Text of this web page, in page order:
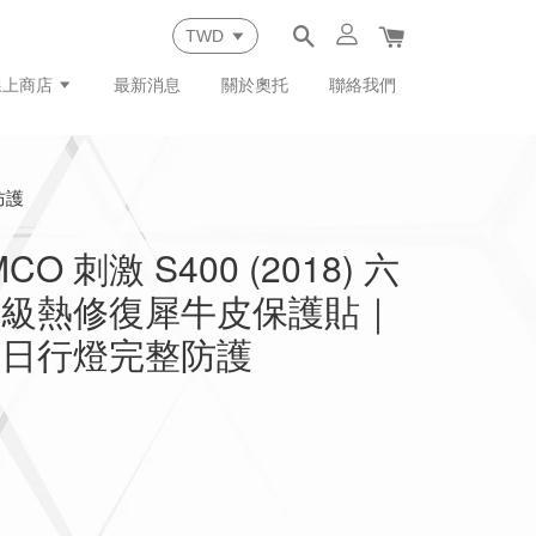
商店 最新消息 關於奧托 聯絡我們
護
刺激 S400 (2018) 六
熱修復犀牛皮保護貼｜
行燈完整防護